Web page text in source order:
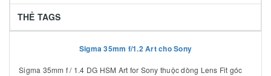
THẺ TAGS
Sigma 35mm f/1.2 Art cho Sony
Sigma 35mm f / 1.4 DG HSM Art for Sony thuộc dòng Lens Fit góc